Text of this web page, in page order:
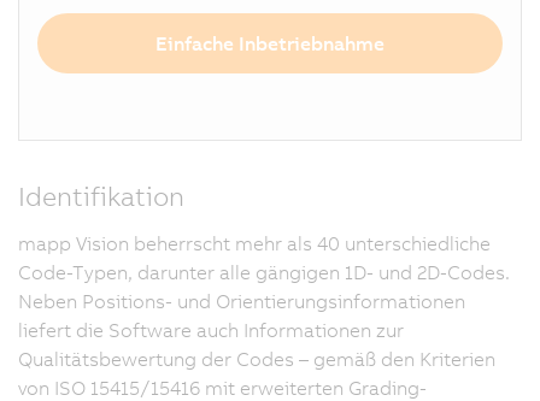
Einfache Inbetriebnahme
Identifikation
mapp Vision beherrscht mehr als 40 unterschiedliche
Code-Typen, darunter alle gängigen 1D- und 2D-Codes.
Neben Positions- und Orientierungsinformationen
liefert die Software auch Informationen zur
Qualitätsbewertung der Codes – gemäß den Kriterien
von ISO 15415/15416 mit erweiterten Grading-